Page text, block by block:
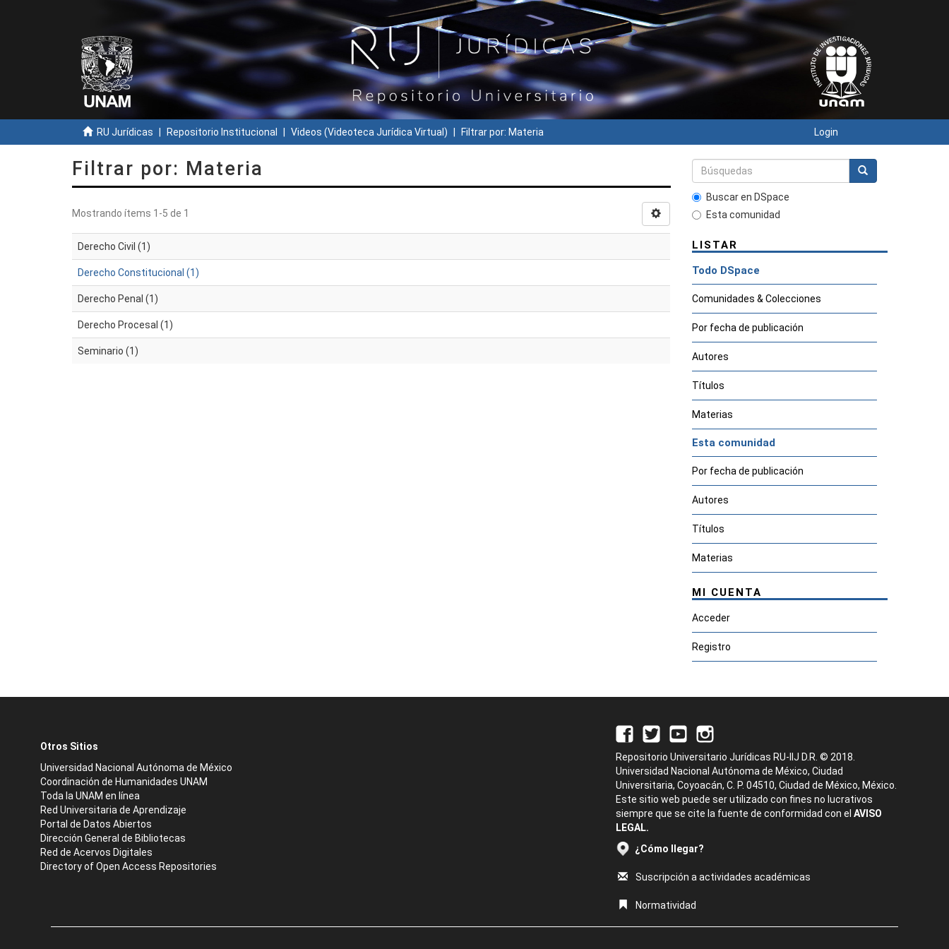
RU Jurídicas Repositorio Institucional Videos (Videoteca Jurídica Virtual) Filtrar por: Materia Login
Filtrar por: Materia
Mostrando ítems 1-5 de 1
Derecho Civil (1)
Derecho Constitucional (1)
Derecho Penal (1)
Derecho Procesal (1)
Seminario (1)
Buscar en DSpace
Esta comunidad
LISTAR
Todo DSpace
Comunidades & Colecciones
Por fecha de publicación
Autores
Títulos
Materias
Esta comunidad
Por fecha de publicación
Autores
Títulos
Materias
MI CUENTA
Acceder
Registro
Otros Sitios
Universidad Nacional Autónoma de México
Coordinación de Humanidades UNAM
Toda la UNAM en línea
Red Universitaria de Aprendizaje
Portal de Datos Abiertos
Dirección General de Bibliotecas
Red de Acervos Digitales
Directory of Open Access Repositories
Repositorio Universitario Jurídicas RU-IIJ D.R. © 2018.
Universidad Nacional Autónoma de México, Ciudad
Universitaria, Coyoacán, C. P. 04510, Ciudad de México, México.
Este sitio web puede ser utilizado con fines no lucrativos
siempre que se cite la fuente de conformidad con el AVISO
LEGAL.
¿Cómo llegar?
Suscripción a actividades académicas
Normatividad